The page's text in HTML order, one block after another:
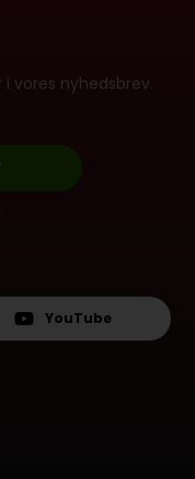
vores nyhedsbrev.
YouTube